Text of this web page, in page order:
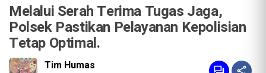
Melalui Serah Terima Tugas Jaga,
Polsek Pastikan Pelayanan Kepolisian
Tetap Optimal.
Tim Humas